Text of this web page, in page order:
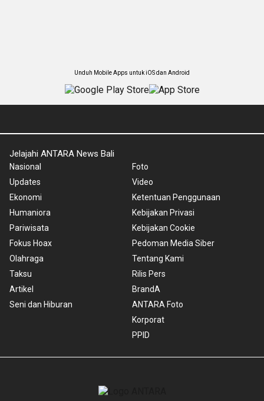
Unduh Mobile Apps untuk iOS dan Android
Jelajahi ANTARA News Bali
Nasional
Updates
Ekonomi
Humaniora
Pariwisata
Fokus Hoax
Olahraga
Taksu
Artikel
Seni dan Hiburan
Foto
Video
Ketentuan Penggunaan
Kebijakan Privasi
Kebijakan Cookie
Pedoman Media Siber
Tentang Kami
Rilis Pers
BrandA
ANTARA Foto
Korporat
PPID